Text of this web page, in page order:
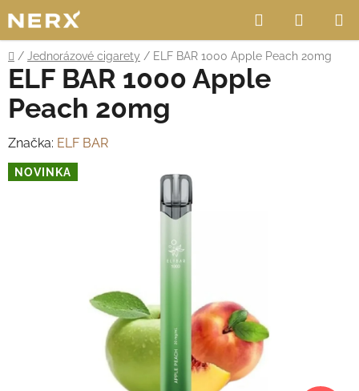
na
obsah
Hledat
KOŠÍK
Domů
/ Jednorázové cigarety / ELF BAR 1000 Apple Peach 20mg
ELF BAR 1000 Apple
Peach 20mg
Značka: ELF BAR
NOVINKA